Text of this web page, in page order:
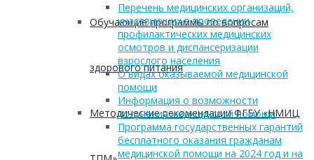
Обучающие программы по вопросам
здорового питания
Методические рекомендации ФГБУ «НМИЦ
Перечень медицинских организаций,
участвующих в проведении
профилактических медицинских
осмотров и диспансеризации
взрослого населения
О видах оказываемой медицинской
помощи
Информация о возможности
получения медицинской помощи
Программа государственных гарантий
бесплатного оказания гражданам
медицинской помощи на 2024 год и на